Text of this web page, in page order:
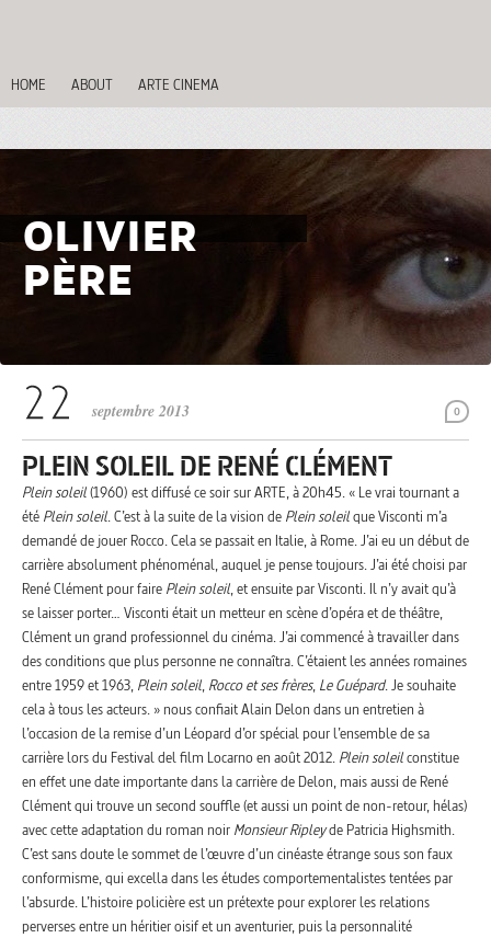
HOME ABOUT ARTE CINEMA
OLIVIER
PÈRE
0
septembre 2013
PLEIN SOLEIL DE RENÉ CLÉMENT
Plein soleil(1960) est diffusé ce soir sur ARTE, à 20h45. « Le vrai tournant a
été Plein soleil. C’est à la suite de la vision de Plein soleilque Visconti m’a
demandé de jouer Rocco. Cela se passait en Italie, à Rome. J’ai eu un début de
carrière absolument phénoménal, auquel je pense toujours. J’ai été choisi par
René Clément pour faire Plein soleil, et ensuite par Visconti. Il n’y avait qu’à
se laisser porter… Visconti était un metteur en scène d’opéra et de théâtre,
Clément un grand professionnel du cinéma. J’ai commencé à travailler dans
des conditions que plus personne ne connaîtra. C’étaient les années romaines
entre 1959 et 1963, Plein soleil, Rocco et ses frères, Le Guépard. Je souhaite
cela à tous les acteurs. » nous confiait Alain Delon dans un entretien à
l’occasion de la remise d’un Léopard d’or spécial pour l’ensemble de sa
carrière lors du Festival del film Locarno en août 2012. Plein soleilconstitue
en effet une date importante dans la carrière de Delon, mais aussi de René
Clément qui trouve un second souffle (et aussi un point de non-retour, hélas)
avec cette adaptation du roman noir Monsieur Ripleyde Patricia Highsmith.
C’est sans doute le sommet de l’œuvre d’un cinéaste étrange sous son faux
conformisme, qui excella dans les études comportementalistes tentées par
l’absurde. L’histoire policière est un prétexte pour explorer les relations
perverses entre un héritier oisif et un aventurier, puis la personnalité